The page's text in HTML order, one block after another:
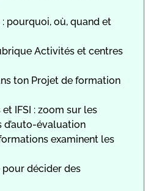
: pourquoi, où, quand et
Activités et centres
ton Projet de formation
IFSI : zoom sur les
d’auto-évaluation
examinent les
décider des